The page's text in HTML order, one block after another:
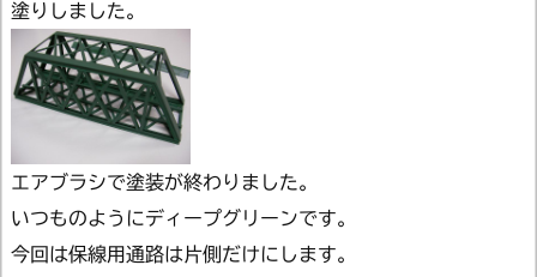
塗りしました。
エアブラシで塗装が終わりました。
いつものようにディープグリーンです。
今回は保線用通路は片側だけにします。